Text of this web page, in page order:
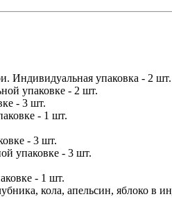
Индивидуальная упаковка - 2 шт.
упаковке - 2 шт.
- 3 шт.
- 1 шт.
- 3 шт.
упаковке - 3 шт.
- 1 шт.
кола, апельсин, яблоко в